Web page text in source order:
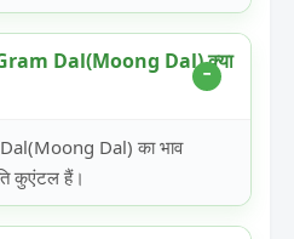
Gram Dal(Moong Dal) क्या
Dal(Moong Dal) का भाव
कुएंटल हैं।